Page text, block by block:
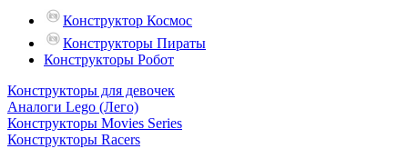
Конструктор Космос
Конструкторы Пираты
Конструкторы Робот
Конструкторы для девочек
Аналоги Lego (Лего)
Конструкторы Movies Series
Конструкторы Racers